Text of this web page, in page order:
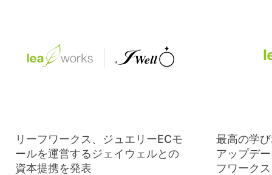
リーフワークス、ジュエリーECモ
ールを運営するジェイウェルとの
資本提携を発表
最高の学
アップデ
フワーク